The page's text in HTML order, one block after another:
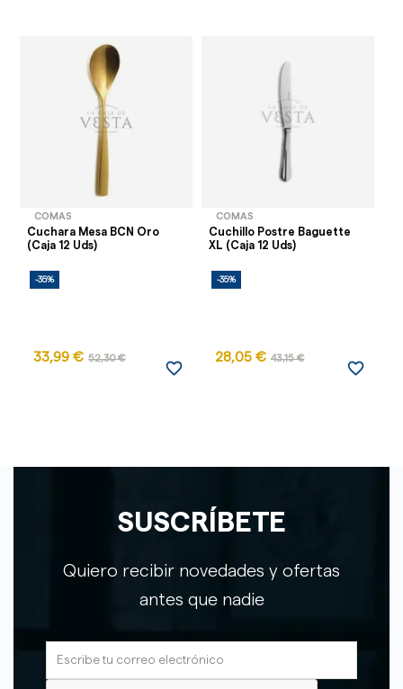
COMAS
Cuchara Mesa BCN Oro
(Caja 12 Uds)
-35%
33,99 € 52,30 €
favorite_border
COMAS
Cuchillo Postre Baguette
XL (Caja 12 Uds)
-35%
28,05 € 43,15 €
favorite_border
SUSCRÍBETE
Quiero recibir novedades y ofertas
antes que nadie